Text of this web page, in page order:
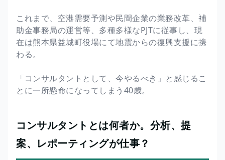
これまで、空港需要予測や民間企業の業務改革、補
助金事務局の運営等、多種多様なPJTに従事し、現
在は熊本県益城町役場にて地震からの復興支援に携
わる。
「コンサルタントとして、今やるべき」と感じるこ
とに一所懸命になってしまう40歳。
コンサルタントとは何者か。分析、提
案、レポーティングが仕事？